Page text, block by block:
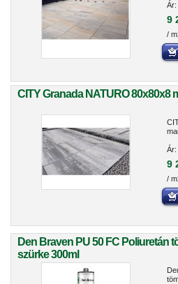
Ár:
9
/
CITY Granada NATURO 80x80x8
Ár:
9
/
Den Braven PU 50 FC Poliuretán
szürke 300ml